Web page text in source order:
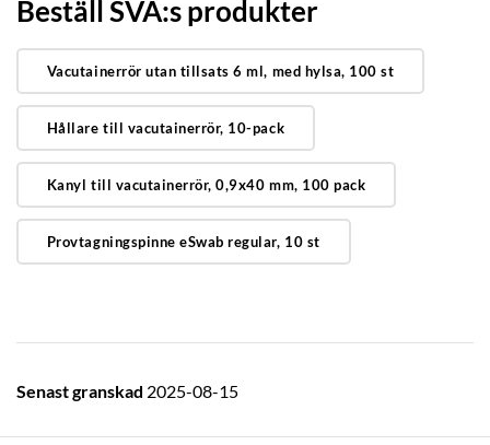
Beställ SVA:s produkter
Vacutainerrör utan tillsats 6 ml, med hylsa, 100 st
Hållare till vacutainerrör, 10-pack
Kanyl till vacutainerrör, 0,9x40 mm, 100 pack
Provtagningspinne eSwab regular, 10 st
Senast granskad 2025-08-15